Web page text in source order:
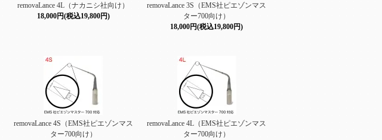
removaLance 4L（ナカニシ社向け）
18,000円(税込19,800円)
removaLance 3S（EMS社ピエゾンマス
ター700向け）
18,000円(税込19,800円)
removaLance 4S（EMS社ピエゾンマス
ター700向け）
removaLance 4L（EMS社ピエゾンマス
ター700向け）